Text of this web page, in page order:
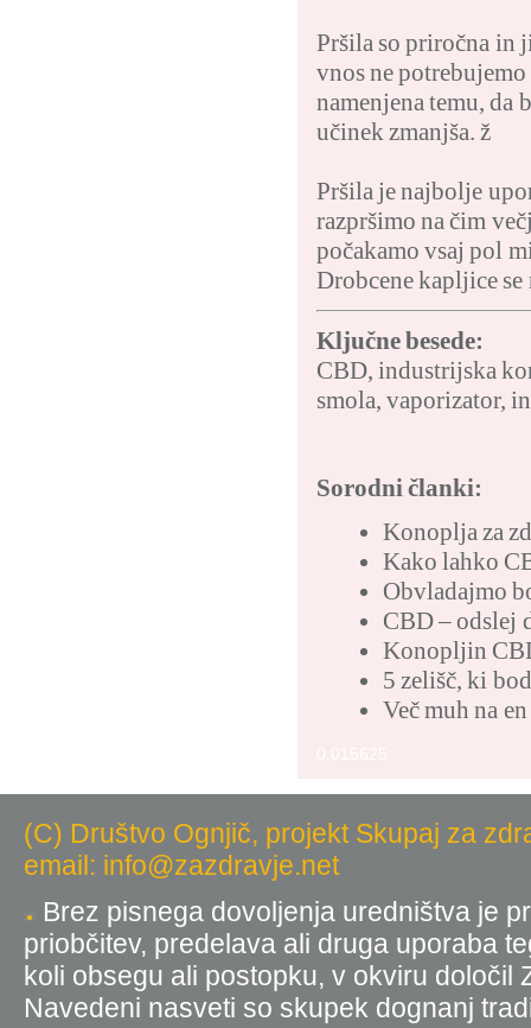
Pršila so priročna in
vnos ne
namenjena temu,
učinek zmanjša. ž
Pršila je najbolje
razpršimo na čim
počakamo vsaj pol
Drobcene kapljice
Ključne besede:
CBD, industrijska
smola, vaporizator,
Sorodni članki:
Konoplja za
Kako lahko
Obvladajmo
CBD – odslej
Konopljin
5 zelišč, ki
Več muh na
(C) Društvo Ognjič, projekt Skupaj za
email: info@zazdravje.net
Brez pisnega dovoljenja uredništva je
priobčitev, predelava ali druga uporaba
koli obsegu ali postopku, v okviru
Navedeni nasveti so skupek dognanj